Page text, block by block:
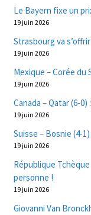
Le Bayern fixe un
19 juin 2026
Strasbourg va
19 juin 2026
Mexique – Corée du
19 juin 2026
Canada – Qatar (6-
19 juin 2026
Suisse – Bosnie (4-
19 juin 2026
République Tchèque
personne !
19 juin 2026
Giovanni Van